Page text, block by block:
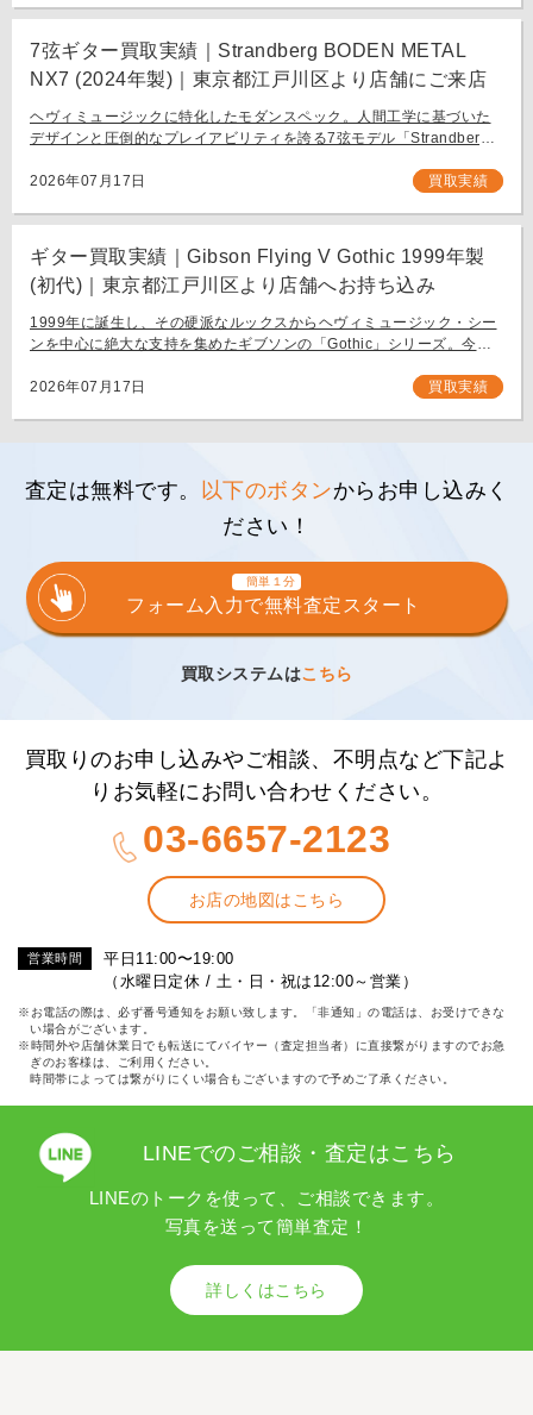
7弦ギター買取実績｜Strandberg BODEN METAL
NX7 (2024年製)｜東京都江戸川区より店舗にご来店
ヘヴィミュージックに特化したモダンスペック。人間工学に基づいた
デザインと圧倒的なプレイアビリティを誇る7弦モデル「Strandberg
タリスト […]
2026年07月17日 買取実績
ギター買取実績｜Gibson Flying V Gothic 1999年製
(初代)｜東京都江戸川区より店舗へお持ち込み
1999年に誕生し、その硬派なルックスからヘヴィミュージック・シー
ンを中心に絶大な支持を集めたギブソンの「Gothic」シリーズ。今回
[…]
2026年07月17日 買取実績
査定は無料です。 以下のボタンからお申し込みく
ださい！
簡単１分
フォーム入力で無料査定スタート
買取システムはこちら
買取りのお申し込みやご相談、不明点など下記よ
りお気軽にお問い合わせください。
03-6657-2123
お店の地図はこちら
営業時間
平日11:00〜19:00
（水曜日定休 / 土・日・祝は12:00～営業）
※お電話の際は、必ず番号通知をお願い致します。「非通知」の電話は、お受けできな
い場合がございます。
※時間外や店舗休業日でも転送にてバイヤー（査定担当者）に直接繋がりますのでお急
ぎのお客様は、ご利用ください。
時間帯によっては繋がりにくい場合もございますので予めご了承ください。
LINEでのご相談・査定はこちら
LINEのトークを使って、ご相談できます。
写真を送って簡単査定！
詳しくはこちら